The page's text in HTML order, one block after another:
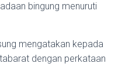
bingung menuruti
mengatakan kepada
dengan perkataan